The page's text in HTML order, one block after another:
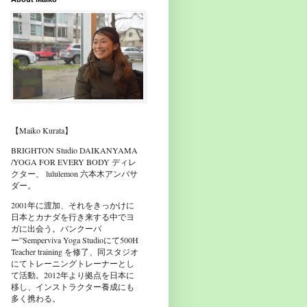
【Maiko Kurata】
BRIGHTON Studio DAIKANYAMA
/YOGA FOR EVERY BODY ディレ
クター、 lululemon 六本木アンバサ
ダー。
2001年に渡加、それをきっかけに
日本とカナダを行き来する中でヨ
ガに出会う。バンクーバ
ー”Semperviva Yoga Studioにて500H
Teacher training を修了、同スタジオ
にてトレーニングトレーナーとし
て活動。2012年より拠点を日本に
移し、インストラクター養成にも
多く携わる。